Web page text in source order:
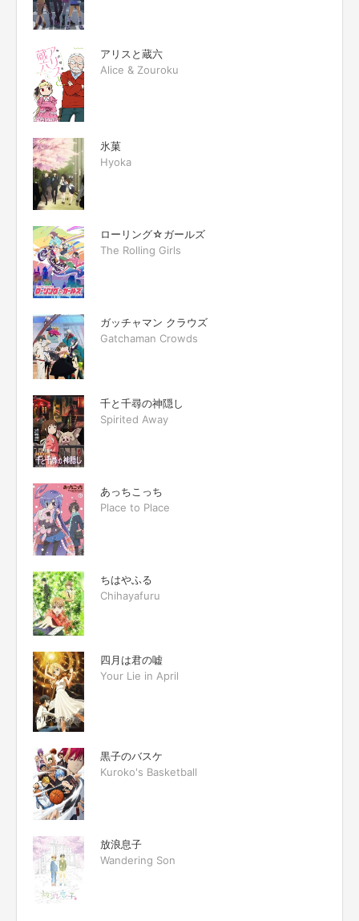
アリスと蔵六
Alice & Zouroku
氷菓
Hyoka
ローリング☆ガールズ
The Rolling Girls
ガッチャマン クラウズ
Gatchaman Crowds
千と千尋の神隠し
Spirited Away
あっちこっち
Place to Place
ちはやふる
Chihayafuru
四月は君の嘘
Your Lie in April
黒子のバスケ
Kuroko's Basketball
放浪息子
Wandering Son